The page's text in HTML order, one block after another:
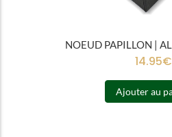
NOEUD PAPILLON |
14.95€
Ajouter au